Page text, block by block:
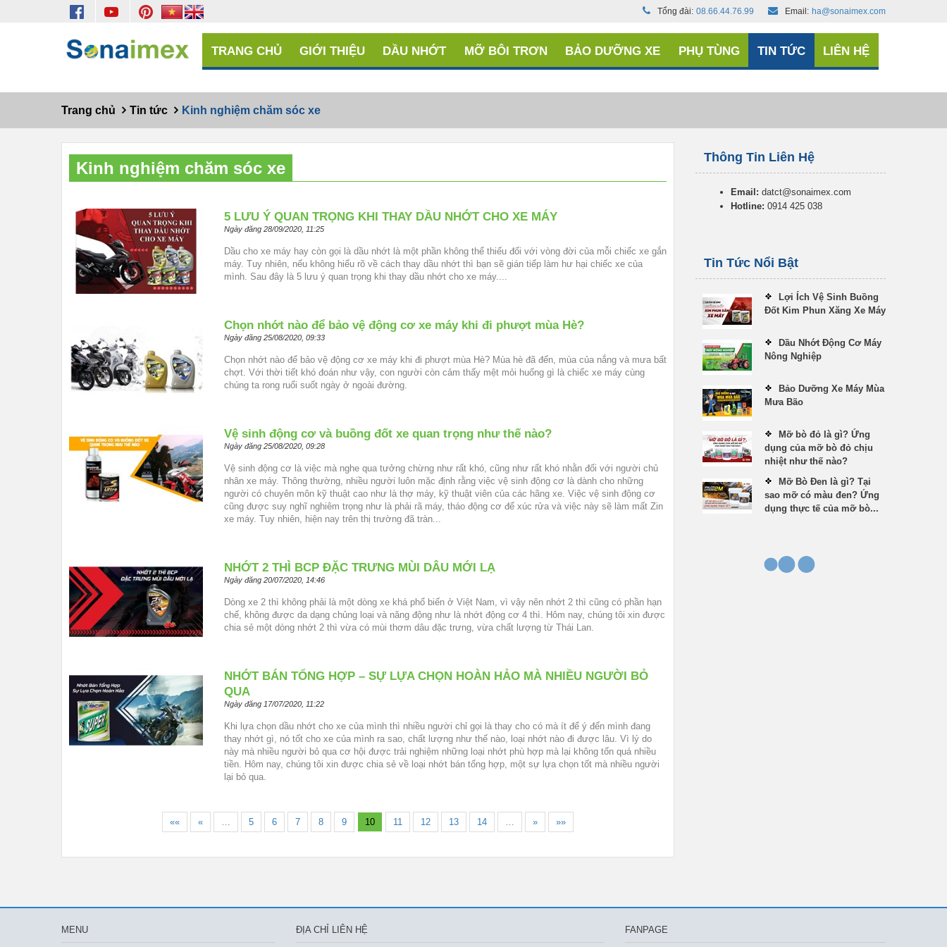
Email: ha@sonaimex.com
Tổng đài: 08.66.44.76.99
TRANG CHỦ GIỚI THIỆU DẦU NHỚT MỠ BÔI TRƠN BẢO DƯỠNG XE PHỤ TÙNG TIN TỨC LIÊN HỆ
Trang chủ Tin tức Kinh nghiệm chăm sóc xe
Kinh nghiệm chăm sóc xe
5 LƯU Ý QUAN TRỌNG KHI THAY DẦU NHỚT CHO XE MÁY
Ngày đăng 28/09/2020, 11:25
Dầu cho xe máy hay còn gọi là dầu nhớt là một phần không thể thiếu đối với vòng đời của mỗi chiếc xe gắn
máy. Tuy nhiên, nếu không hiểu rõ về cách thay dầu nhớt thì bạn sẽ gián tiếp làm hư hại chiếc xe của
mình. Sau đây là 5 lưu ý quan trọng khi thay dầu nhớt cho xe máy....
Chọn nhớt nào để bảo vệ động cơ xe máy khi đi phượt mùa Hè?
Ngày đăng 25/08/2020, 09:33
Chọn nhớt nào để bảo vệ động cơ xe máy khi đi phượt mùa Hè? Mùa hè đã đến, mùa của nắng và mưa bất
chợt. Với thời tiết khó đoán như vậy, con người còn cảm thấy mệt mỏi huống gì là chiếc xe máy cùng
chúng ta rong ruổi suốt ngày ở ngoài đường.
Vệ sinh động cơ và buồng đốt xe quan trọng như thế nào?
Ngày đăng 25/08/2020, 09:28
Vệ sinh động cơ là việc mà nghe qua tưởng chừng như rất khó, cũng như rất khó nhằn đối với người chủ
nhân xe máy. Thông thường, nhiều người luôn mặc định rằng việc vệ sinh động cơ là dành cho những
người có chuyên môn kỹ thuật cao như là thợ máy, kỹ thuật viên của các hãng xe. Việc vệ sinh động cơ
cũng được suy nghĩ nghiêm trọng như là phải rã máy, tháo động cơ để xúc rửa và việc này sẽ làm mất Zin
xe máy. Tuy nhiên, hiện nay trên thị trường đã tràn...
NHỚT 2 THÌ BCP ĐẶC TRƯNG MÙI DÂU MỚI LẠ
Ngày đăng 20/07/2020, 14:46
Dòng xe 2 thì không phải là một dòng xe khá phổ biến ở Việt Nam, vì vậy nên nhớt 2 thì cũng có phần hạn
chế, không được da dạng chủng loại và năng động như là nhớt động cơ 4 thì. Hôm nay, chúng tôi xin được
chia sẻ một dòng nhớt 2 thì vừa có mùi thơm dâu đặc trưng, vừa chất lượng từ Thái Lan.
NHỚT BÁN TỔNG HỢP – SỰ LỰA CHỌN HOÀN HẢO MÀ NHIỀU NGƯỜI BỎ
QUA
Ngày đăng 17/07/2020, 11:22
Khi lựa chọn dầu nhớt cho xe của mình thì nhiều người chỉ gọi là thay cho có mà ít để ý đến mình đang
thay nhớt gì, nó tốt cho xe của mình ra sao, chất lượng như thế nào, loại nhớt nào đi được lâu. Vì lý do
này mà nhiều người bỏ qua cơ hội được trải nghiệm những loại nhớt phù hợp mà lại không tốn quá nhiều
tiền. Hôm nay, chúng tôi xin được chia sẻ về loại nhớt bán tổng hợp, một sự lựa chọn tốt mà nhiều người
lại bỏ qua.
«« « … 5 6 7 8 9 10 11 12 13 14 … » »»
Thông Tin Liên Hệ
Email: datct@sonaimex.com
Hotline: 0914 425 038
Tin Tức Nổi Bật
Lợi Ích Vệ Sinh Buồng
Đốt Kim Phun Xăng Xe Máy
Dầu Nhớt Động Cơ Máy
Nông Nghiệp
Bảo Dưỡng Xe Máy Mùa
Mưa Bão
Mỡ bò đỏ là gì? Ứng
dụng của mỡ bò đỏ chịu
nhiệt như thế nào?
Mỡ Bò Đen là gì? Tại
sao mỡ có màu đen? Ứng
dụng thực tế của mỡ bò...
MENU ĐỊA CHỈ LIÊN HỆ FANPAGE